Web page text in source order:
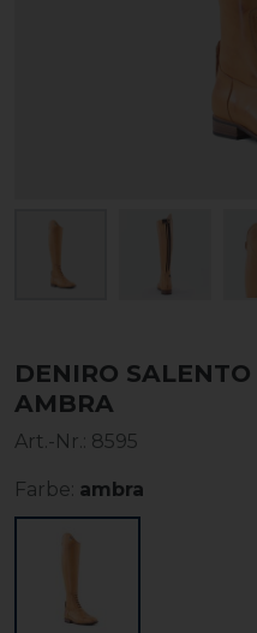
DENIRO
AMBRA
Art.-Nr.: 8595
Farbe: ambra